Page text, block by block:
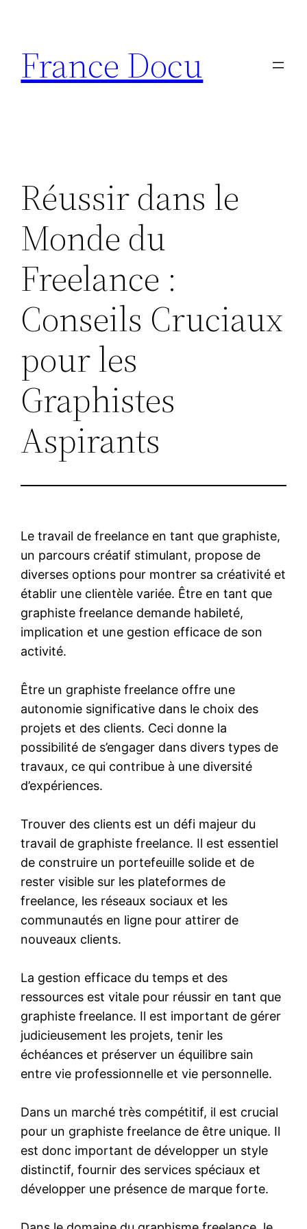
contenu
France Docu
Réussir dans le
Monde du
Freelance :
Conseils Cruciaux
pour les
Graphistes
Aspirants
Le travail de freelance en tant que graphiste,
un parcours créatif stimulant, propose de
diverses options pour montrer sa créativité et
établir une clientèle variée. Être en tant que
graphiste freelance demande habileté,
implication et une gestion efficace de son
activité.
Être un graphiste freelance offre une
autonomie significative dans le choix des
projets et des clients. Ceci donne la
possibilité de s’engager dans divers types de
travaux, ce qui contribue à une diversité
d’expériences.
Trouver des clients est un défi majeur du
travail de graphiste freelance. Il est essentiel
de construire un portefeuille solide et de
rester visible sur les plateformes de
freelance, les réseaux sociaux et les
communautés en ligne pour attirer de
nouveaux clients.
La gestion efficace du temps et des
ressources est vitale pour réussir en tant que
graphiste freelance. Il est important de gérer
judicieusement les projets, tenir les
échéances et préserver un équilibre sain
entre vie professionnelle et vie personnelle.
Dans un marché très compétitif, il est crucial
pour un graphiste freelance de être unique. Il
est donc important de développer un style
distinctif, fournir des services spéciaux et
développer une présence de marque forte.